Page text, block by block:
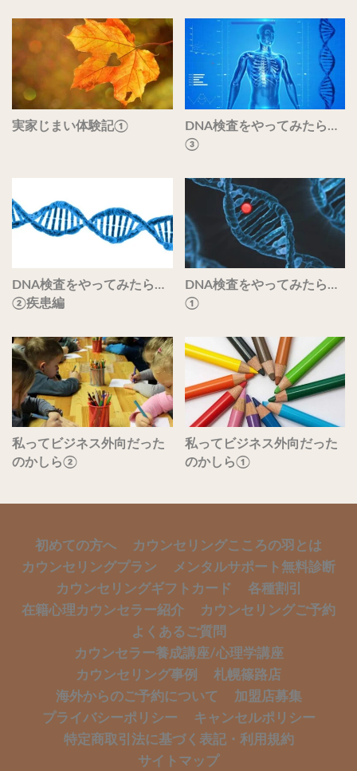
実家じまい体験記①
DNA検査をやってみたら…
③
DNA検査をやってみたら…
②疾患編
DNA検査をやってみたら…
①
私ってビジネス外向だった
のかしら②
私ってビジネス外向だった
のかしら①
初めての方へ
カウンセリングこころの羽とは
カウンセリングプラン
メンタルサポート無料診断
カウンセリングギフトカード
各種割引
在籍心理カウンセラー紹介
カウンセリングご予約
よくあるご質問
カウンセラー養成講座/心理学講座
カウンセリング事例
札幌篠路店
海外からのご予約について
加盟店募集
プライバシーポリシー
キャンセルポリシー
特定商取引法に基づく表記・利用規約
サイトマップ